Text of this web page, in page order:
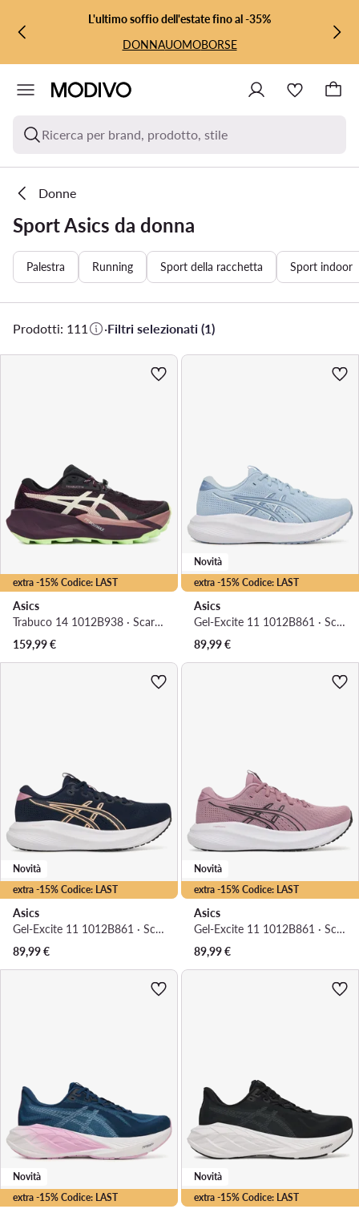
VAI AL CONTENUTO PRINCIPALE
VAI ALLA RICERCAL'ultimo soffio dell'estate fino al -35%
DONNAUOMOBORSE
Ricerca per brand, prodotto, stile
Donne
Sport Asics da donna
Palestra Running Sport della racchetta Sport indoor
Prodotti: 111 ·Filtri selezionati (1)
extra -15% Codice: LAST
Asics
Trabuco 14 1012B938 · Scarpe running
159,99€
extra -15% Codice: LAST
Novità
Asics
Gel-Excite 11 1012B861 · Scarpe running
89,99€
extra -15% Codice: LAST
Novità
Asics
Gel-Excite 11 1012B861 · Scarpe running
89,99€
extra -15% Codice: LAST
Novità
Asics
Gel-Excite 11 1012B861 · Scarpe running
89,99€
extra -15% Codice: LAST
Novità
extra -15% Codice: LAST
Novità